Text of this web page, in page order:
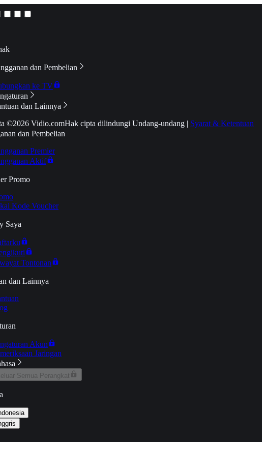
dan Pembelian
ke TV
dan Lainnya
©2026 Vidio.comHak cipta dilindungi Undang-undang | Syarat & Ketentuan
dan Pembelian
Premier
Aktif
Promo
Kode Voucher
Saya
Tontonan
dan Lainnya
Akun
Jaringan
Semua Perangkat